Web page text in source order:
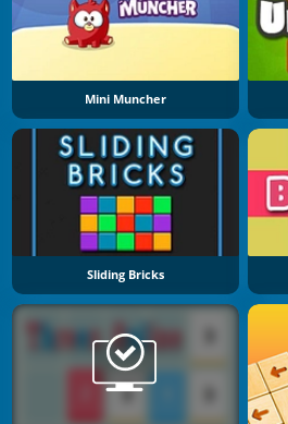
Mini Muncher
Sliding Bricks